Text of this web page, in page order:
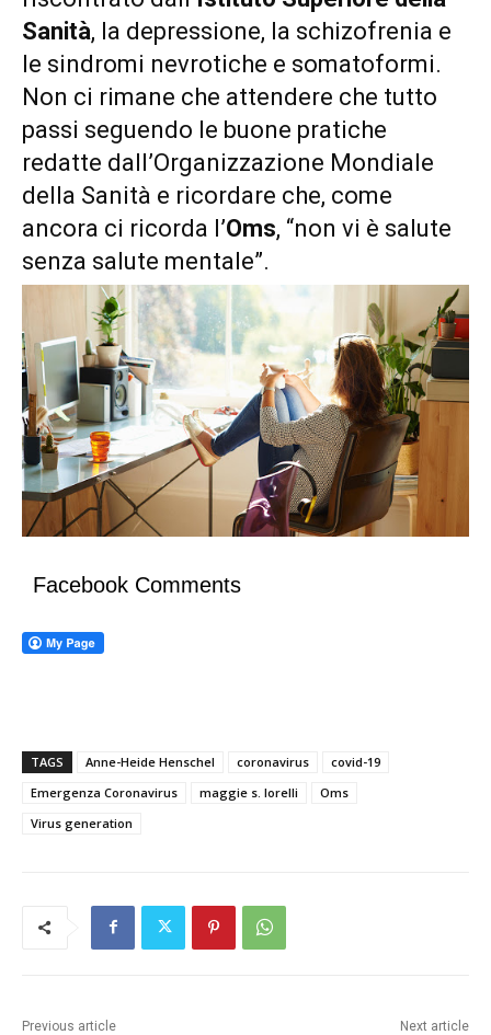
Sanità, la depressione, la schizofrenia e
le sindromi nevrotiche e somatoformi.
Non ci rimane che attendere che tutto
passi seguendo le buone pratiche
redatte dall’Organizzazione Mondiale
della Sanità e ricordare che, come
ancora ci ricorda l’Oms, “non vi è salute
senza salute mentale”.
Facebook Comments
TAGS Anne-Heide Henschel coronavirus
covid-19
Emergenza Coronavirus
maggie s. lorelli
Oms
Virus generation
Previous article Next article